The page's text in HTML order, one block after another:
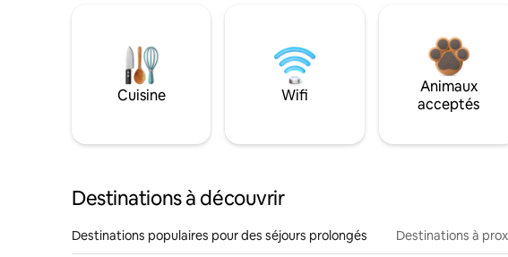
Cuisine Wifi
Animaux
acceptés
Destinations à découvrir
Destinations populaires pour des séjours prolongés Destinations à